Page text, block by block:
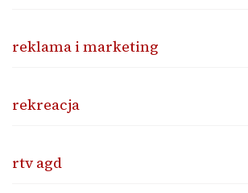
reklama i marketing
rekreacja
rtv agd